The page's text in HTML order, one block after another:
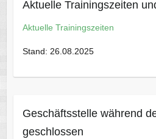
Aktuelle Trainingszeiten
Aktuelle Trainingszeiten
Stand: 26.08.2025
Geschäftsstelle während
geschlossen